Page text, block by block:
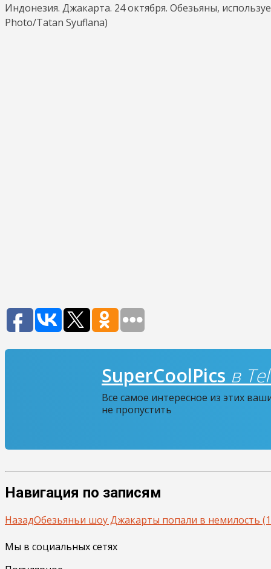
Индонезия. Джакарта. 24 октября. Обезьяны,
Photo/Tatan Syuflana)
SuperCoolPics в
Все самое интересное из этих
не пропустить
Навигация по записям
НазадОбезьяньи шоу Джакарты попали в немилость
Мы в социальных сетях